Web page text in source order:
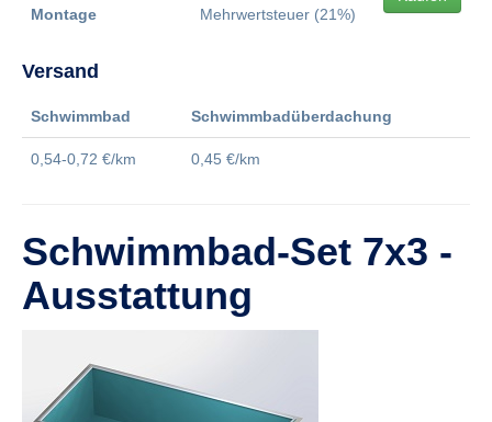
Montage
Mehrwertsteuer (21%)
Versand
Schwimmbad Schwimmbadüberdachung
0,54-0,72 €/km 0,45 €/km
Schwimmbad-Set 7x3 -
Ausstattung